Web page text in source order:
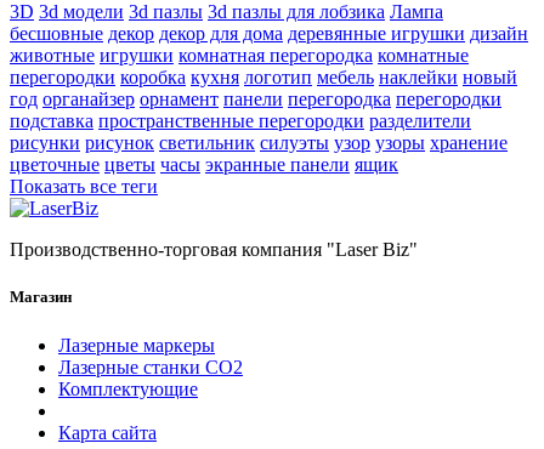
3D 3d модели 3d пазлы 3d пазлы для лобзика Лампа
бесшовные декор декор для дома деревянные игрушки дизайн
животные игрушки комнатная перегородка комнатные
перегородки коробка кухня логотип мебель наклейки новый
год органайзер орнамент панели перегородка перегородки
подставка пространственные перегородки разделители
рисунки рисунок светильник силуэты узор узоры хранение
цветочные цветы часы экранные панели ящик
Показать все теги
Производственно-торговая компания "Laser Biz"
Магазин
Лазерные маркеры
Лазерные станки СО2
Комплектующие
Карта сайта